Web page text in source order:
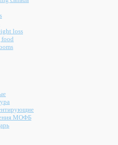
loss
food
МОФБ